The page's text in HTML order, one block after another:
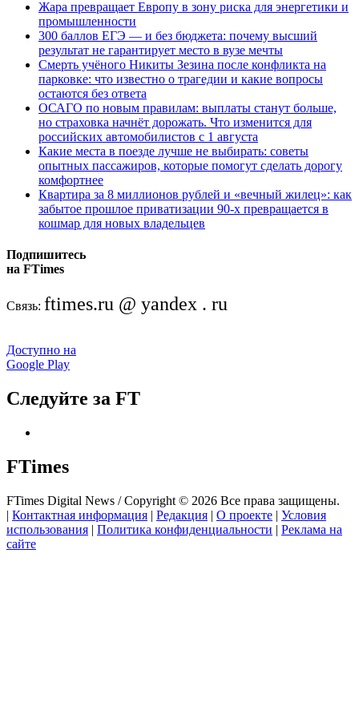
Жара превращает Европу в зону риска для энергетики и
промышленности
300 баллов ЕГЭ — и без бюджета: почему высший
результат не гарантирует место в вузе мечты
Смерть учёного Никиты Зезина после конфликта на
парковке: что известно о трагедии и какие вопросы
остаются без ответа
ОСАГО по новым правилам: выплаты станут больше,
но страховка начнёт дорожать. Что изменится для
российских автомобилистов с 1 августа
Какие места в поезде лучше не выбирать: советы
опытных пассажиров, которые помогут сделать дорогу
комфортнее
Квартира за 8 миллионов рублей и «вечный жилец»: как
забытое прошлое приватизации 90-х превращается в
кошмар для новых владельцев
Подпишитесь
на FTimes
Связь: ftimes.ru @ yandex . ru
Доступно на
Google Play
Следуйте за FT
FTimes
FTimes Digital News / Copyright © 2026 Все права защищены.
| Контактная информация | Редакция | О проекте | Условия
использования | Политика конфиденциальности | Реклама на
сайте